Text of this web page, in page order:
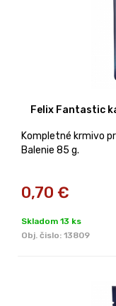
Felix Fantastic
Kompletné krmivo
Balenie 85 g.
0,70 €
Skladom 13 ks
Obj. čislo: 13809